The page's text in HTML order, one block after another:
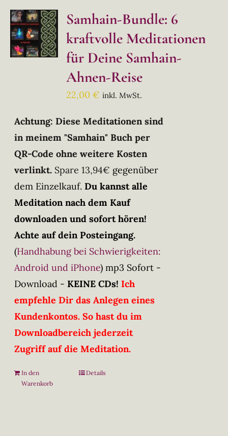
Samhain-Bundle: 6
kraftvolle Meditationen
für Deine Samhain-
Ahnen-Reise
22,00€ inkl. MwSt.
Achtung: Diese Meditationen sind
in meinem "Samhain" Buch per
QR-Code ohne weitere Kosten
verlinkt. Spare 13,94€ gegenüber
dem Einzelkauf. Du kannst alle
Meditation nach dem Kauf
downloaden und sofort hören!
Achte auf dein Posteingang.
(Handhabung bei Schwierigkeiten:
Android und iPhone) mp3 Sofort -
Download - KEINE CDs! Ich
empfehle Dir das Anlegen eines
Kundenkontos. So hast du im
Downloadbereich jederzeit
Zugriff auf die Meditation.
In den
Warenkorb
Details